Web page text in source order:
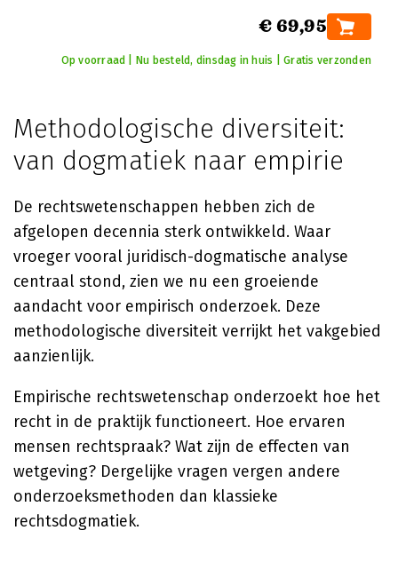
€ 69,95
Op voorraad | Nu besteld, dinsdag in huis | Gratis verzonden
Methodologische diversiteit:
van dogmatiek naar empirie
De rechtswetenschappen hebben zich de
afgelopen decennia sterk ontwikkeld. Waar
vroeger vooral juridisch-dogmatische analyse
centraal stond, zien we nu een groeiende
aandacht voor empirisch onderzoek. Deze
methodologische diversiteit verrijkt het vakgebied
aanzienlijk.
Empirische rechtswetenschap onderzoekt hoe het
recht in de praktijk functioneert. Hoe ervaren
mensen rechtspraak? Wat zijn de effecten van
wetgeving? Dergelijke vragen vergen andere
onderzoeksmethoden dan klassieke
rechtsdogmatiek.